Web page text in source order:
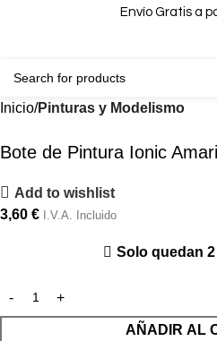
Envío Gratis a
Inicio Pinturas y Modelismo
Bote de Pintura Ionic
Add to wishlist
3,60 € I.V.A. Incluido
Solo quedan
AÑADIR AL